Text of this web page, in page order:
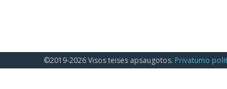
©2019-2026 Visos teisės apsaugotos. Privatumo